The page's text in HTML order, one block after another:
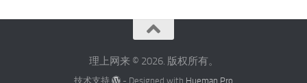
理上网来 © 2026. 版权所有。
技术支持 - Designed with Hueman Pro